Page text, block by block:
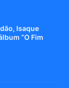
Isaque
“O Fim